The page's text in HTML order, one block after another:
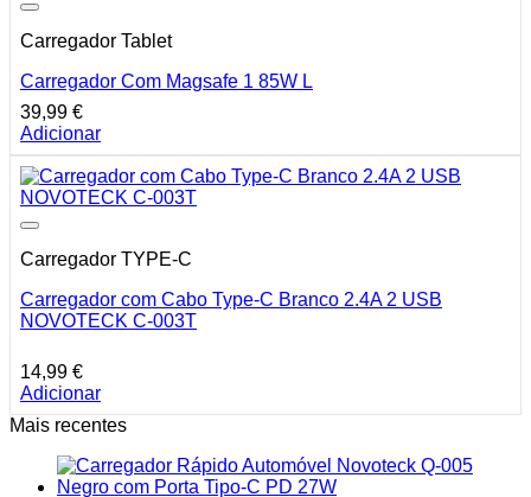
Carregador Tablet
Carregador Com Magsafe 1 85W L
39,99 €
Adicionar
Carregador TYPE-C
Carregador com Cabo Type-C Branco 2.4A 2 USB
NOVOTECK C-003T
14,99 €
Adicionar
Mais recentes